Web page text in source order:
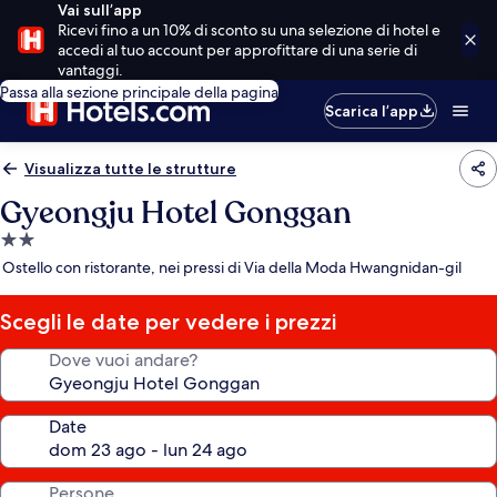
Vai sull’app
Ricevi fino a un 10% di sconto su una selezione di hotel e
accedi al tuo account per approfittare di una serie di
vantaggi.
Passa alla sezione principale della pagina
Scarica l’app
Visualizza tutte le strutture
Gyeongju Hotel Gonggan
Struttura
a
stelle
Ostello con ristorante, nei pressi di Via della Moda Hwangnidan-gil
Scegli le date per vedere i prezzi
Dove vuoi andare?
Date